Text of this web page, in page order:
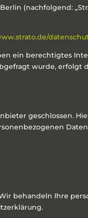
(nachfolgend:
ein berechtigtes
wurde, erfolgt
geschlossen.
behandeln Ihre